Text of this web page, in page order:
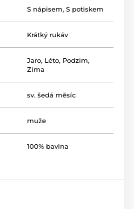
S nápisem, S potiskem
Krátký rukáv
Jaro, Léto, Podzim,
Zima
sv. šedá měsíc
muže
100% bavlna